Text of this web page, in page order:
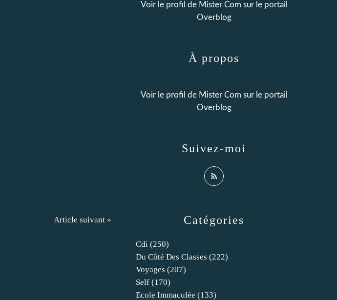
Article suivant » Catégories
Cdi (250)
Du Côté Des Classes (222)
Voyages (207)
Self (170)
Ecole Immaculée (133)
Voir le profil de Mister Com sur le portail
Overblog
Suivez-moi
À propos
Voir le profil de Mister Com sur le portail
Overblog